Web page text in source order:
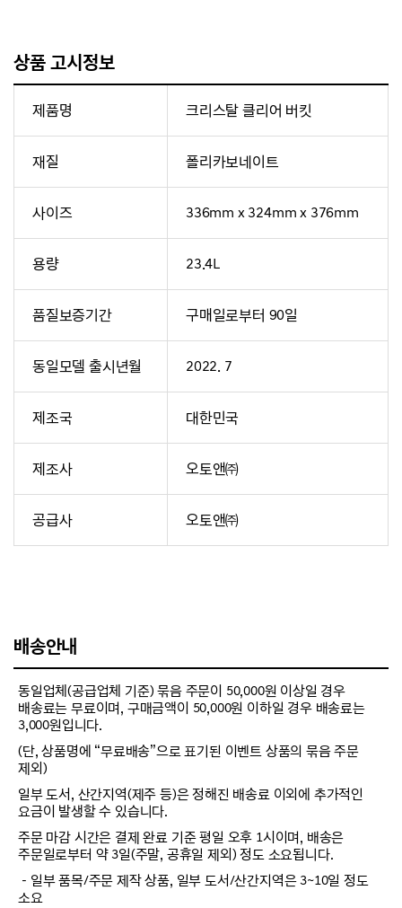
상품 고시정보
제품명 크리스탈 클리어 버킷
재질 폴리카보네이트
사이즈 336mm x 324mm x 376mm
용량 23.4L
품질보증기간 구매일로부터 90일
동일모델 출시년월 2022. 7
제조국 대한민국
제조사 오토앤㈜
공급사 오토앤㈜
배송안내
동일업체(공급업체 기준) 묶음 주문이 50,000원 이상일 경우
배송료는 무료이며, 구매금액이 50,000원 이하일 경우 배송료는
3,000원입니다.
(단, 상품명에 “무료배송”으로 표기된 이벤트 상품의 묶음 주문
제외)
일부 도서, 산간지역(제주 등)은 정해진 배송료 이외에 추가적인
요금이 발생할 수 있습니다.
주문 마감 시간은 결제 완료 기준 평일 오후 1시이며, 배송은
주문일로부터 약 3일(주말, 공휴일 제외) 정도 소요됩니다.
－일부 품목/주문 제작 상품, 일부 도서/산간지역은 3~10일 정도
소요